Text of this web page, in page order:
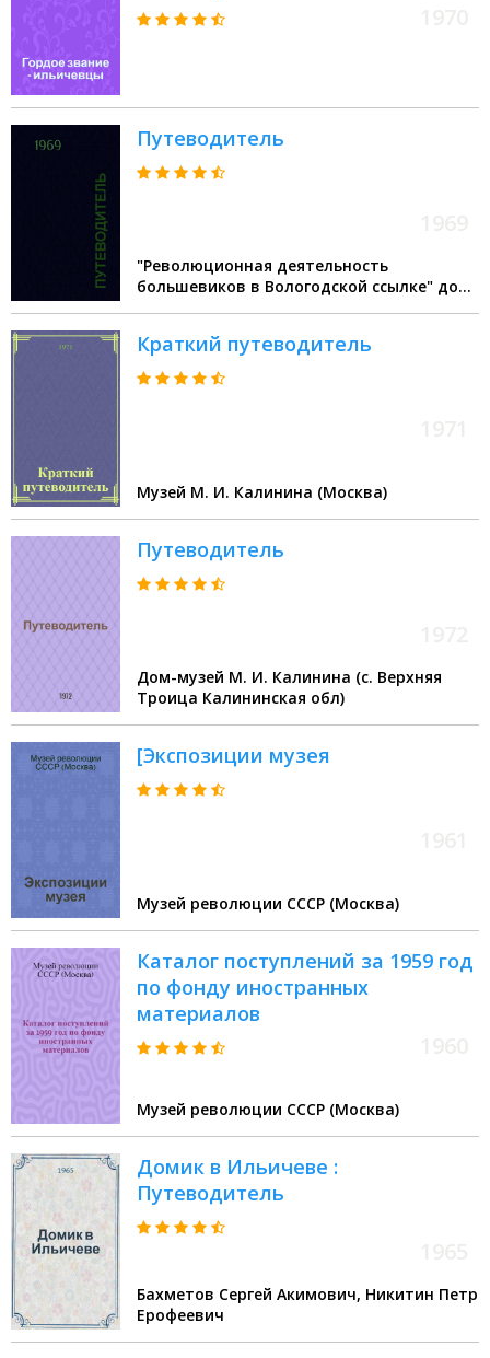
Путеводитель
"Революционная деятельность
большевиков в Вологодской ссылке" дом-
Краткий путеводитель
Музей М. И. Калинина (Москва)
Путеводитель
Дом-музей М. И. Калинина (с. Верхняя
Троица Калининская обл)
[Экспозиции музея
Музей революции СССР (Москва)
Каталог поступлений за 1959 год
по фонду иностранных
материалов
Музей революции СССР (Москва)
Домик в Ильичеве :
Путеводитель
Бахметов Сергей Акимович, Никитин Петр
Ерофеевич